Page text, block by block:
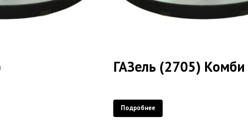
ГАЗель (2705) Комби
Подробнее